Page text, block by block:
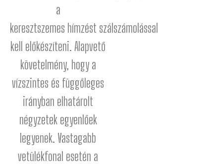
a
keresztszemes hímzést szálszámolással
kell előkészíteni. Alapvető
követelmény, hogy a
vízszintes és függőleges
irányban elhatárolt
négyzetek egyenlőek
legyenek. Vastagabb
vetülékfonal esetén a